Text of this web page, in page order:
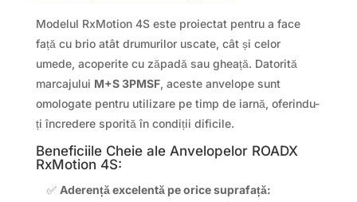
Modelul RxMotion 4S este proiectat pentru a face
față cu brio atât drumurilor uscate, cât și celor
umede, acoperite cu zăpadă sau gheață. Datorită
marcajului M+S 3PMSF, aceste anvelope sunt
omologate pentru utilizare pe timp de iarnă, oferindu-
ți încredere sporită în condiții dificile.
Beneficiile Cheie ale Anvelopelor ROADX
RxMotion 4S:
✅ Aderență excelentă pe orice suprafață: